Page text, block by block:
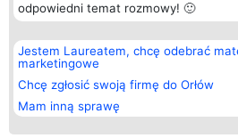
odpowiedni temat rozmowy! 🙂
Jestem Laureatem, chcę odebrać
marketingowe
Chcę zgłosić swoją firmę do Orłów
Mam inną sprawę
Organizator plebiscytu
Bright Side Solutions sp. z o.
o. sp. k.
ul. Ruska 22
Wrocław 50-079
KRS 0000749100 | Regon
381313360 | NIP 8943132676
Plebiscyt
Laureaci
wszystkich
Laureatów
Regulamin